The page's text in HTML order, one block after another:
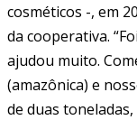
cosméticos -, em
da cooperativa.
ajudou muito.
(amazônica) e
de duas